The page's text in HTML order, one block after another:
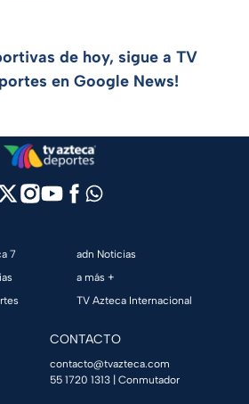
de hoy, sigue a TV
en Google News!
7
adn Noticias
a más +
TV Azteca Internacional
CONTACTO
contacto@tvazteca.com
55 1720 1313 | Conmutador